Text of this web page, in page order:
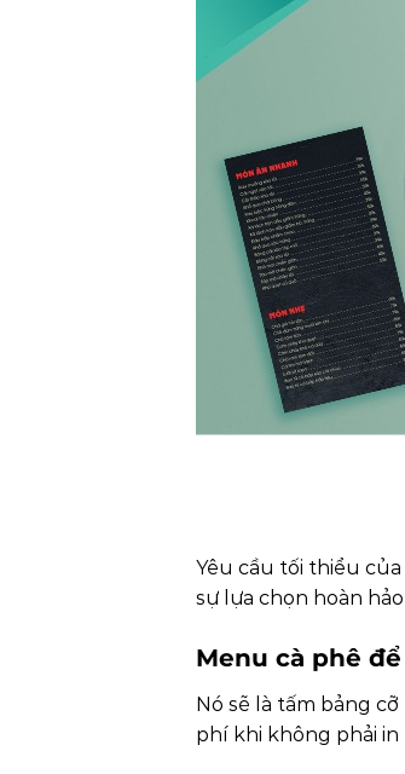
Yêu cầu tối thiểu
sự lựa chọn hoàn
Menu cà phê
Nó sẽ là tấm bảng
phí khi không phải